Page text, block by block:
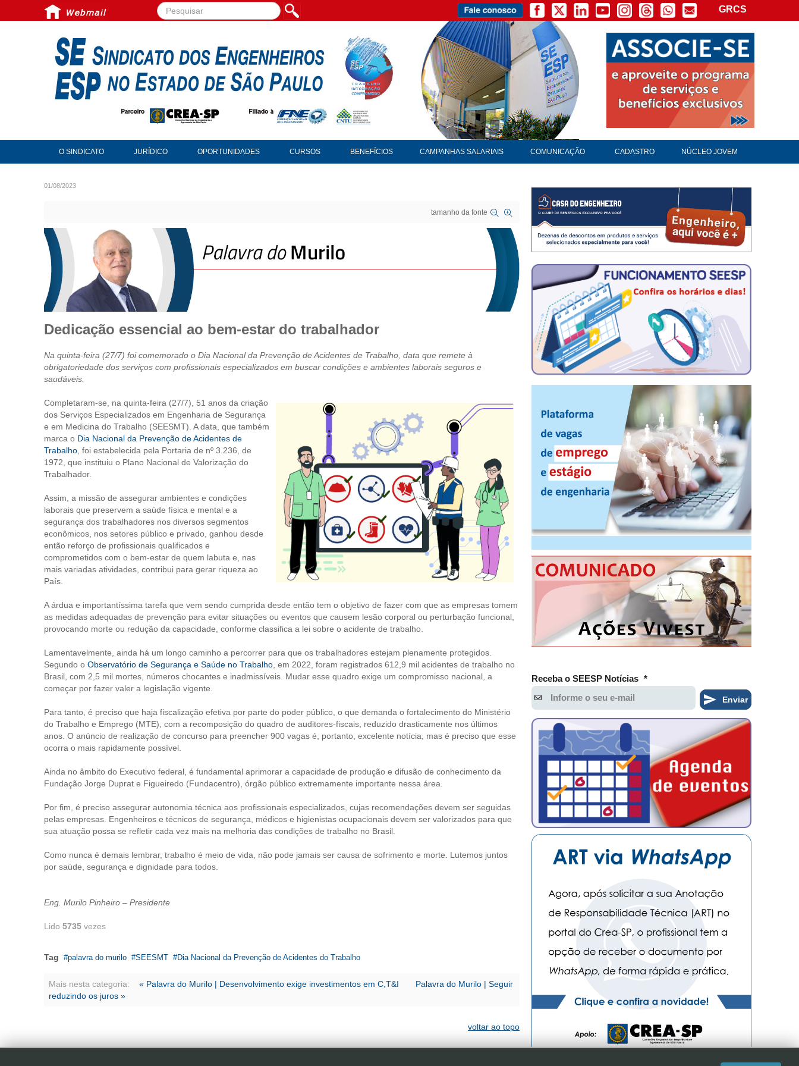
Pesquisar... GRCS
O SINDICATO JURÍDICO OPORTUNIDADES CURSOS BENEFÍCIOS CAMPANHAS SALARIAIS COMUNICAÇÃO CADASTRO NÚCLEO JOVEM
01/08/2023
tamanho da fonte
Dedicação essencial ao bem-estar do trabalhador
Na quinta-feira (27/7) foi comemorado o Dia Nacional da Prevenção de Acidentes de Trabalho, data que remete à
obrigatoriedade dos serviços com profissionais especializados em buscar condições e ambientes laborais seguros e
saudáveis.
Completaram-se, na quinta-feira (27/7), 51 anos da criação
dos Serviços Especializados em Engenharia de Segurança
e em Medicina do Trabalho (SEESMT). A data, que também
marca o Dia Nacional da Prevenção de Acidentes de
Trabalho , foi estabelecida pela Portaria de nº 3.236, de
1972, que instituiu o Plano Nacional de Valorização do
Trabalhador.
Assim, a missão de assegurar ambientes e condições
laborais que preservem a saúde física e mental e a
segurança dos trabalhadores nos diversos segmentos
econômicos, nos setores público e privado, ganhou desde
então reforço de profissionais qualificados e
comprometidos com o bem-estar de quem labuta e, nas
mais variadas atividades, contribui para gerar riqueza ao
País.
A árdua e importantíssima tarefa que vem sendo cumprida desde então tem o objetivo de fazer com que as empresas tomem
as medidas adequadas de prevenção para evitar situações ou eventos que causem lesão corporal ou perturbação funcional,
provocando morte ou redução da capacidade, conforme classifica a lei sobre o acidente de trabalho.
Lamentavelmente, ainda há um longo caminho a percorrer para que os trabalhadores estejam plenamente protegidos.
Segundo o Observatório de Segurança e Saúde no Trabalho , em 2022, foram registrados 612,9 mil acidentes de trabalho no
Brasil, com 2,5 mil mortes, números chocantes e inadmissíveis. Mudar esse quadro exige um compromisso nacional, a
começar por fazer valer a legislação vigente.
Para tanto, é preciso que haja fiscalização efetiva por parte do poder público, o que demanda o fortalecimento do Ministério
do Trabalho e Emprego (MTE), com a recomposição do quadro de auditores-fiscais, reduzido drasticamente nos últimos
anos. O anúncio de realização de concurso para preencher 900 vagas é, portanto, excelente notícia, mas é preciso que esse
ocorra o mais rapidamente possível.
Ainda no âmbito do Executivo federal, é fundamental aprimorar a capacidade de produção e difusão de conhecimento da
Fundação Jorge Duprat e Figueiredo (Fundacentro), órgão público extremamente importante nessa área.
Por fim, é preciso assegurar autonomia técnica aos profissionais especializados, cujas recomendações devem ser seguidas
pelas empresas. Engenheiros e técnicos de segurança, médicos e higienistas ocupacionais devem ser valorizados para que
sua atuação possa se refletir cada vez mais na melhoria das condições de trabalho no Brasil.
Como nunca é demais lembrar, trabalho é meio de vida, não pode jamais ser causa de sofrimento e morte. Lutemos juntos
por saúde, segurança e dignidade para todos.
Eng. Murilo Pinheiro – Presidente
Lido 5735 vezes
Tag palavra do murilo SEESMT Dia Nacional da Prevenção de Acidentes do Trabalho
Mais nesta categoria: « Palavra do Murilo | Desenvolvimento exige investimentos em C,T&I
Palavra do Murilo | Seguir
reduzindo os juros »
voltar ao topo
Receba o SEESP Notícias *
Enviar